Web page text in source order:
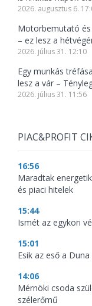
2026. augusztus 6.
Motorbemutató és
– ez lesz a
2026. július 31. 12:10
Egy munkás
lesz a vár –
2026. július 31. 11:56
PIAC&PROFIT
16:56
Maradtak
és piaci hitelek
15:44
Ismét az egykori
15:01
Esik az eső a
14:06
Mérnöki csoda
szélerőmű